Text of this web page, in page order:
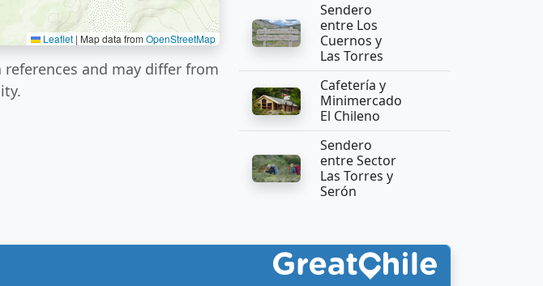
Leaflet | Map data fromOpenStreetMap
and may differ from
Sendero
entre Los
Cuernos y
Las Torres
Cafetería y
Minimercado
El Chileno
Sendero
entre Sector
Las Torres y
Serón